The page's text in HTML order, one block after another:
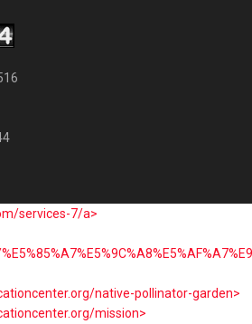
services-7/a>
native-pollinator-garden>
mission>